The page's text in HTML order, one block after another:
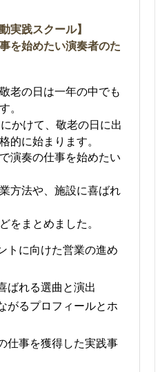
実践スクール】
を始めたい演奏者のた
老の日は一年の中でも
。
かけて、敬老の日に出
的に始まります。
演奏の仕事を始めたい
方法や、施設に喜ばれ
をまとめました。
トに向けた営業の進め
ばれる選曲と演出
がるプロフィールとホ
仕事を獲得した実践事